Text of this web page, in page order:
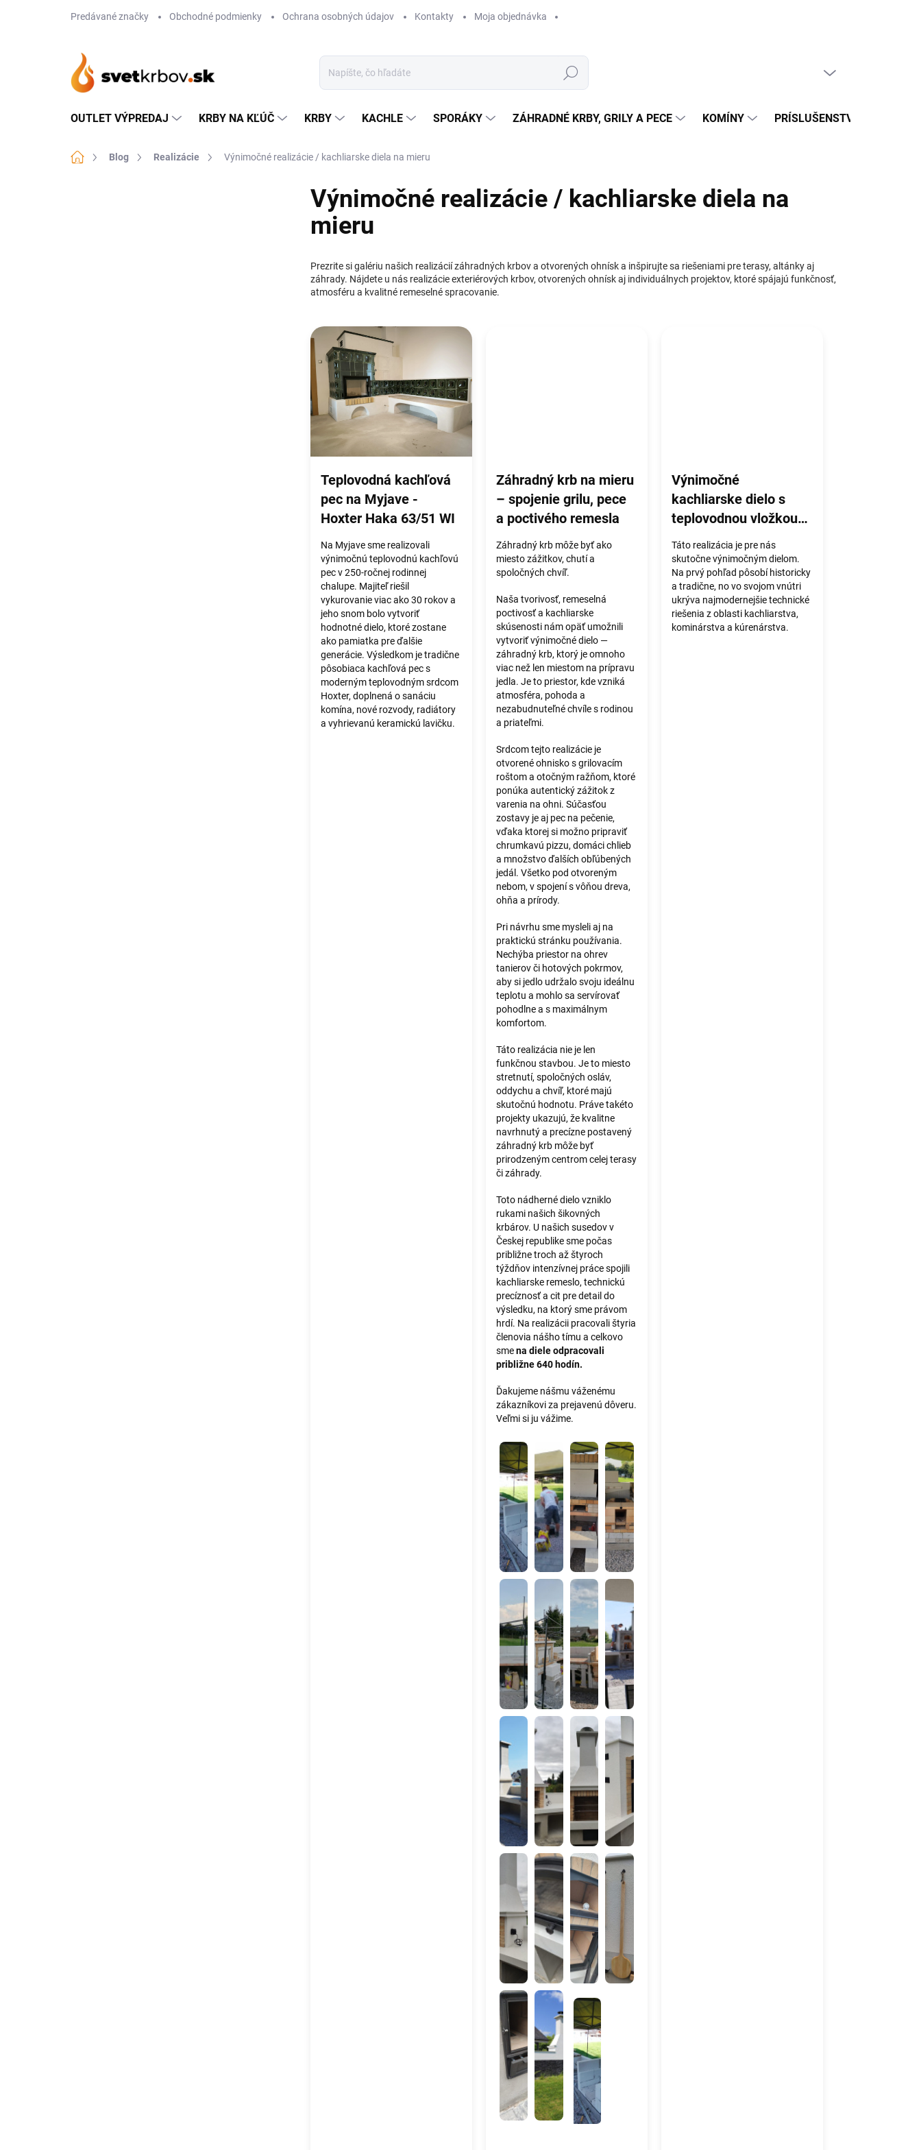
Predávané značky Obchodné podmienky Ochrana osobných údajov Kontakty Moja objednávka
Hľadať
OUTLET VÝPREDAJ KRBY NA KĽÚČ KRBY KACHLE SPORÁKY ZÁHRADNÉ KRBY, GRILY A PECE KOMÍNY PRÍSLUŠENSTVO
DomovBlog Realizácie Výnimočné realizácie / kachliarske diela na mieru
Výnimočné realizácie / kachliarske diela na
mieru
Prezrite si galériu našich realizácií záhradných krbov a otvorených ohnísk a inšpirujte sa riešeniami pre terasy, altánky aj
záhrady. Nájdete u nás realizácie exteriérových krbov, otvorených ohnísk aj individuálnych projektov, ktoré spájajú funkčnosť,
atmosféru a kvalitné remeselné spracovanie.
ý
p
s
č
l
á
n
k
Teplovodná kachľová
pec na Myjave -
Hoxter Haka 63/51 WI
Na Myjave sme realizovali
výnimočnú teplovodnú kachľovú
pec v 250-ročnej rodinnej
chalupe. Majiteľ riešil
vykurovanie viac ako 30 rokov a
jeho snom bolo vytvoriť
hodnotné dielo, ktoré zostane
ako pamiatka pre ďalšie
generácie. Výsledkom je tradične
pôsobiaca kachľová pec s
moderným teplovodným srdcom
Hoxter, doplnená o sanáciu
komína, nové rozvody, radiátory
a vyhrievanú keramickú lavičku.
Záhradný krb na mieru
– spojenie grilu, pece
a poctivého remesla
Záhradný krb môže byť ako
miesto zážitkov, chutí a
spoločných chvíľ.
Naša tvorivosť, remeselná
poctivosť a kachliarske
skúsenosti nám opäť umožnili
vytvoriť výnimočné dielo —
záhradný krb, ktorý je omnoho
viac než len miestom na prípravu
jedla. Je to priestor, kde vzniká
atmosféra, pohoda a
nezabudnuteľné chvíle s rodinou
a priateľmi.
Srdcom tejto realizácie je
otvorené ohnisko s grilovacím
roštom a otočným ražňom, ktoré
ponúka autentický zážitok z
varenia na ohni. Súčasťou
zostavy je aj pec na pečenie,
vďaka ktorej si možno pripraviť
chrumkavú pizzu, domáci chlieb
a množstvo ďalších obľúbených
jedál. Všetko pod otvoreným
nebom, v spojení s vôňou dreva,
ohňa a prírody.
Pri návrhu sme mysleli aj na
praktickú stránku používania.
Nechýba priestor na ohrev
tanierov či hotových pokrmov,
aby si jedlo udržalo svoju ideálnu
teplotu a mohlo sa servírovať
pohodlne a s maximálnym
komfortom.
Táto realizácia nie je len
funkčnou stavbou. Je to miesto
stretnutí, spoločných osláv,
oddychu a chvíľ, ktoré majú
skutočnú hodnotu. Práve takéto
projekty ukazujú, že kvalitne
navrhnutý a precízne postavený
záhradný krb môže byť
prirodzeným centrom celej terasy
či záhrady.
Toto nádherné dielo vzniklo
rukami našich šikovných
krbárov. U našich susedov v
Českej republike sme počas
približne troch až štyroch
týždňov intenzívnej práce spojili
kachliarske remeslo, technickú
precíznosť a cit pre detail do
výsledku, na ktorý sme právom
hrdí. Na realizácii pracovali štyria
členovia nášho tímu a celkovo
smena diele odpracovali
približne 640 hodín.
Ďakujeme nášmu váženému
zákazníkovi za prejavenú dôveru.
Veľmi si ju vážime.
Výnimočné
kachliarske dielo s
teplovodnou vložkou
Hoxter spolu so
sporákom a trúbou na
pečenie
Táto realizácia je pre nás
skutočne výnimočným dielom.
Na prvý pohľad pôsobí historicky
a tradične, no vo svojom vnútri
ukrýva najmodernejšie technické
riešenia z oblasti kachliarstva,
kominárstva a kúrenárstva.